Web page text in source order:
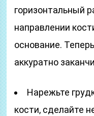
горизонтальный
направлении
основание.
аккуратно
Нарежьте
кости, сделайте